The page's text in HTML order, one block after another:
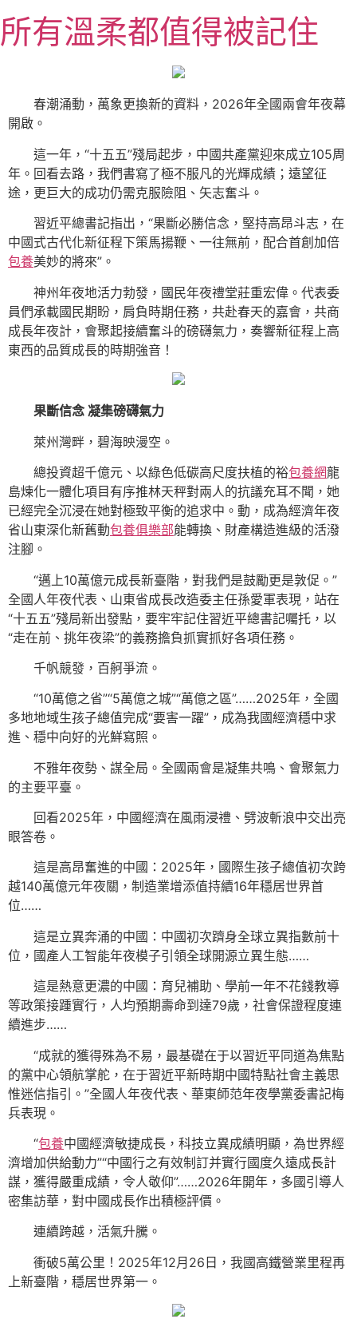
至
主所有溫柔都值得被記住
春潮涌動，萬象更換新的資料，2026年全國兩會年夜幕
開啟。
這一年，“十五五”殘局起步，中國共產黨迎來成立105周
年。回看去路，我們書寫了極不服凡的光輝成績；遠望征
途，更巨大的成功仍需克服險阻、矢志奮斗。
習近平總書記指出，“果斷必勝信念，堅持高昂斗志，在
中國式古代化新征程下策馬揚鞭、一往無前，配合首創加倍
包養美妙的將來”。
神州年夜地活力勃發，國民年夜禮堂莊重宏偉。代表委
員們承載國民期盼，肩負時期任務，共赴春天的嘉會，共商
成長年夜計，會聚起接續奮斗的磅礴氣力，奏響新征程上高
東西的品質成長的時期強音！
果斷信念 凝集磅礴氣力
萊州灣畔，碧海映漫空。
總投資超千億元、以綠色低碳高尺度扶植的裕包養網龍
島煉化一體化項目有序推林天秤對兩人的抗議充耳不聞，她
已經完全沉浸在她對極致平衡的追求中。動，成為經濟年夜
省山東深化新舊動包養俱樂部能轉換、財產構造進級的活潑
注腳。
“邁上10萬億元成長新臺階，對我們是鼓勵更是敦促。”
全國人年夜代表、山東省成長改造委主任孫愛軍表現，站在
“十五五”殘局新出發點，要牢牢記住習近平總書記囑托，以
“走在前、挑年夜梁”的義務擔負抓實抓好各項任務。
千帆競發，百舸爭流。
“10萬億之省”“5萬億之城”“萬億之區”……2025年，全國
多地地域生孩子總值完成“要害一躍”，成為我國經濟穩中求
進、穩中向好的光鮮寫照。
不雅年夜勢、謀全局。全國兩會是凝集共鳴、會聚氣力
的主要平臺。
回看2025年，中國經濟在風雨浸禮、劈波斬浪中交出亮
眼答卷。
這是高昂奮進的中國：2025年，國際生孩子總值初次跨
越140萬億元年夜關，制造業增添值持續16年穩居世界首
位……
這是立異奔涌的中國：中國初次躋身全球立異指數前十
位，國產人工智能年夜模子引領全球開源立異生態……
這是熱意更濃的中國：育兒補助、學前一年不花錢教導
等政策接踵實行，人均預期壽命到達79歲，社會保證程度連
續進步……
“成就的獲得殊為不易，最基礎在于以習近平同道為焦點
的黨中心領航掌舵，在于習近平新時期中國特點社會主義思
惟迷信指引。”全國人年夜代表、華東師范年夜學黨委書記梅
兵表現。
“包養中國經濟敏捷成長，科技立異成績明顯，為世界經
濟增加供給動力”“中國行之有效制訂并實行國度久遠成長計
謀，獲得嚴重成績，令人敬仰”……2026年開年，多國引導人
密集訪華，對中國成長作出積極評價。
連續跨越，活氣升騰。
衝破5萬公里！2025年12月26日，我國高鐵營業里程再
上新臺階，穩居世界第一。